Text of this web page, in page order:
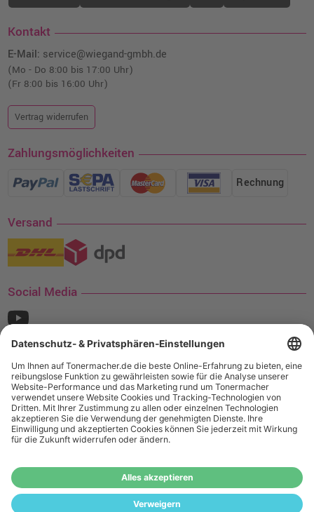
Kontakt
E-Mail: service@wiegand-gmbh.de
(Mo - Do 8:00 bis 17:00 Uhr)
(Fr 8:00 bis 16:00 Uhr)
Vertrag widerrufen
Zahlungsmöglichkeiten
Rechnung
Versand
Social Media
¹ Nur gültig für den Versand innerhalb Deutschlands. Befindet sich ein Warenwert
von mindestens 35€ (inkl. Mwst.) an Ampertec Artikeln in Ihrem Warenkorb, ist der
Versand für Sie kostenfrei.
Das Angebot von tonermacher.de richtet sich